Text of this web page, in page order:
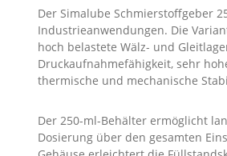
Der Simalube Schmierstoffgeber
Industrieanwendungen. Die
hoch belastete Wälz- und
Druckaufnahmefähigkeit, sehr
thermische und mechanische
Der 250-ml-Behälter ermöglicht
Dosierung über den gesamten